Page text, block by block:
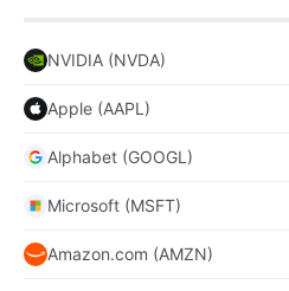
NVIDIA (NVDA)
Apple (AAPL)
Alphabet (GOOGL)
Microsoft (MSFT)
Amazon.com (AMZN)